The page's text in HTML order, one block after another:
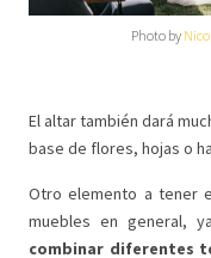
Photo by
El altar también dará
base de flores, hojas o
Otro elemento a tener
muebles en general,
combinar diferentes